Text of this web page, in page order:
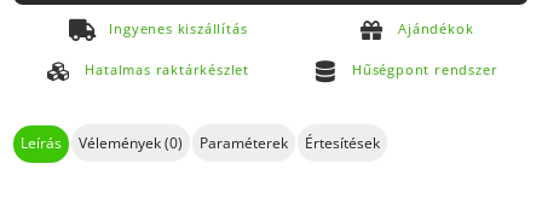
Ingyenes kiszállítás Ajándékok
Hatalmas raktárkészlet Hűségpont rendszer
Leírás Vélemények (0) Paraméterek Értesítések